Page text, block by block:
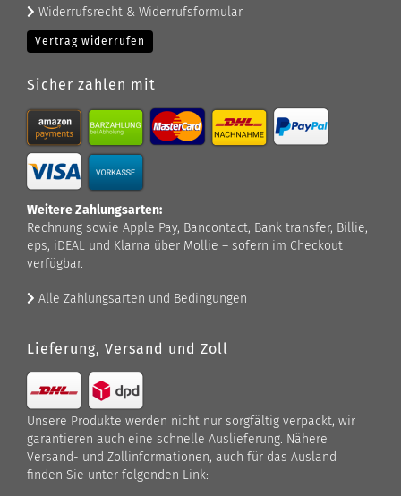
Widerrufsrecht & Widerrufsformular
Vertrag widerrufen
Sicher zahlen mit
Weitere Zahlungsarten:
Rechnung sowie Apple Pay, Bancontact, Bank transfer, Billie,
eps, iDEAL und Klarna über Mollie – sofern im Checkout
verfügbar.
Alle Zahlungsarten und Bedingungen
Lieferung, Versand und Zoll
Unsere Produkte werden nicht nur sorgfältig verpackt, wir
garantieren auch eine schnelle Auslieferung. Nähere
Versand- und Zollinformationen, auch für das Ausland
finden Sie unter folgenden Link: